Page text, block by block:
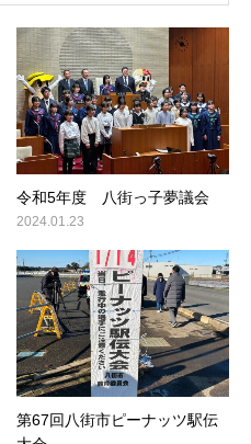
令和5年度 八街っ子夢議会
2024.01.23
第67回八街市ピーナッツ駅伝